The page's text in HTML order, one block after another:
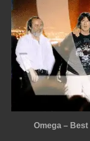
Omega – Best